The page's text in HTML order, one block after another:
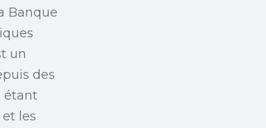
Banque
un
des
étant
les